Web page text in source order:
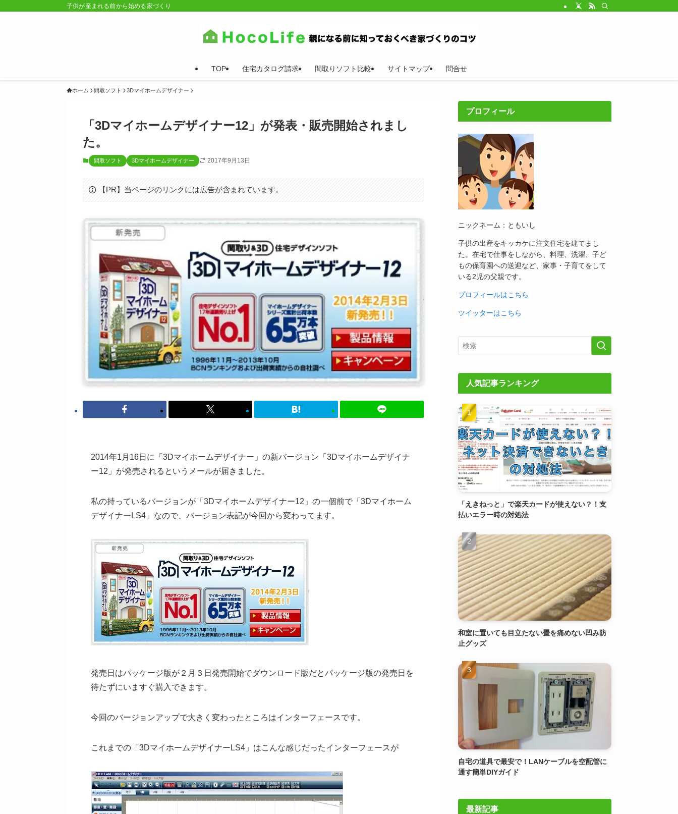
子供が産まれる前から始める家づくり
TOP 住宅カタログ請求 間取りソフト比較 サイトマップ 問合せ
ホーム 間取ソフト 3Dマイホームデザイナー
「3Dマイホームデザイナー12」が発表・販売開始されまし
た。
間取ソフト 3Dマイホームデザイナー 2017年9月13日
【PR】当ページのリンクには広告が含まれています。
2014年1月16日に「3Dマイホームデザイナー」の新バージョン「3Dマイホームデザイナ
ー12」が発売されるというメールが届きました。
私の持っているバージョンが「3Dマイホームデザイナー12」の一個前で「3Dマイホーム
デザイナーLS4」なので、バージョン表記が今回から変わってます。
発売日はパッケージ版が２月３日発売開始でダウンロード版だとパッケージ版の発売日を
待たずにいますぐ購入できます。
今回のバージョンアップで大きく変わったところはインターフェースです。
これまでの「3DマイホームデザイナーLS4」はこんな感じだったインターフェースが
プロフィール
ニックネーム：ともいし
子供の出産をキッカケに注文住宅を建てまし
た。在宅で仕事をしながら、料理、洗濯、子ど
もの保育園への送迎など、家事・子育てをして
いる2児の父親です。
プロフィールはこちら
ツイッターはこちら
人気記事ランキング
「えきねっと」で楽天カードが使えない？！支
払いエラー時の対処法
和室に置いても目立たない畳を痛めない凹み防
止グッズ
自宅の道具で最安で！LANケーブルを空配管に
通す簡単DIYガイド
最新記事